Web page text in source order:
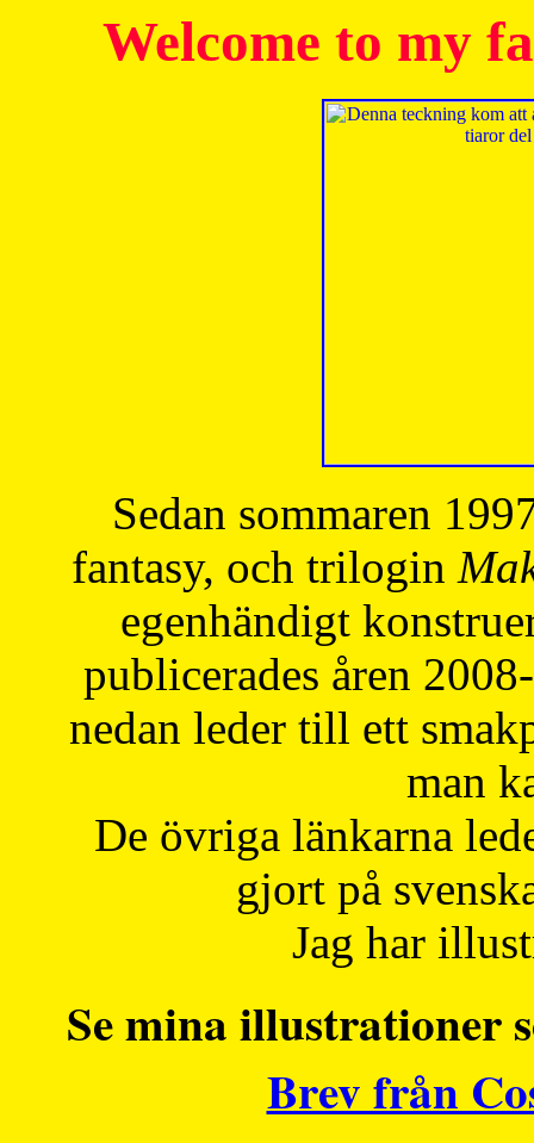
Welcome to my
Sedan sommaren
fantasy, och trilogin
egenhändigt
publicerades åren
nedan leder till ett
man
De övriga länkarna
gjort på
Jag har
Se mina illustrationer
Brev från